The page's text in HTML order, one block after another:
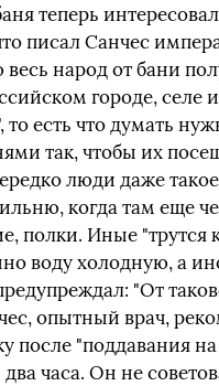
теперь
писал Санчес
народ от бани
городе, селе
есть что думать
так, чтобы их
люди даже такое
когда там еще
полки. Иные "трутся
воду холодную, а
"От
опытный врач,
после "поддавания
часа. Он не